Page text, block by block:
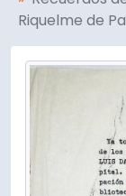
Riquelme de